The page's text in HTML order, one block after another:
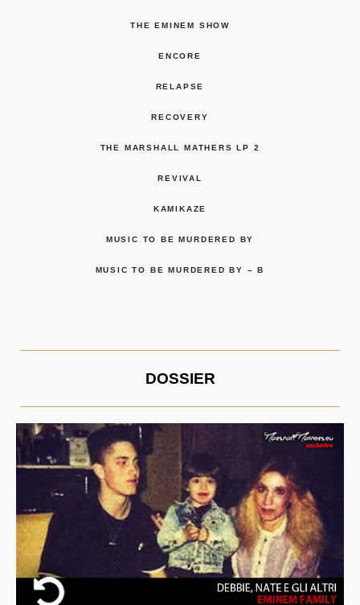
THE EMINEM SHOW
ENCORE
RELAPSE
RECOVERY
THE MARSHALL MATHERS LP 2
REVIVAL
KAMIKAZE
MUSIC TO BE MURDERED BY
MUSIC TO BE MURDERED BY – B
DOSSIER